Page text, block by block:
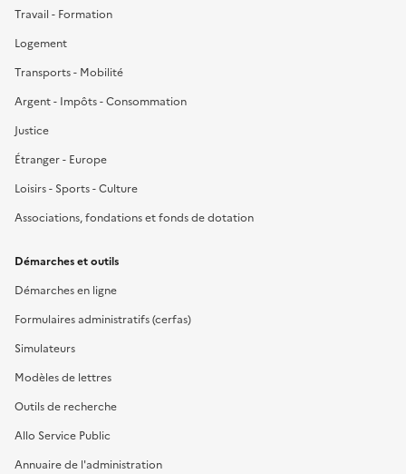
Travail - Formation
Logement
Transports - Mobilité
Argent - Impôts - Consommation
Justice
Étranger - Europe
Loisirs - Sports - Culture
Associations, fondations et fonds de dotation
Démarches et outils
Démarches en ligne
Formulaires administratifs (cerfas)
Simulateurs
Modèles de lettres
Outils de recherche
Allo Service Public
Annuaire de l'administration